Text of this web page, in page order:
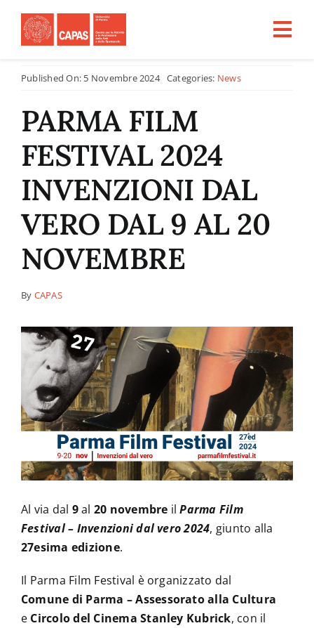
contenuto
Home
CHI SIAMO
PROGETTI PER LA RICERCA
CFU
News
Contatti
Published On: 5 Novembre 2024 Categories: News
PARMA FILM
FESTIVAL 2024
INVENZIONI DAL
VERO DAL 9 AL 20
NOVEMBRE
By CAPAS
Al via dal 9al 20 novembre ilParma Film
Festival – Invenzioni dal vero 2024, giunto alla
27esima edizione.
Il Parma Film Festival è organizzato dal
Comune di Parma – Assessorato alla Cultura
e Circolo del Cinema Stanley Kubrick, con il